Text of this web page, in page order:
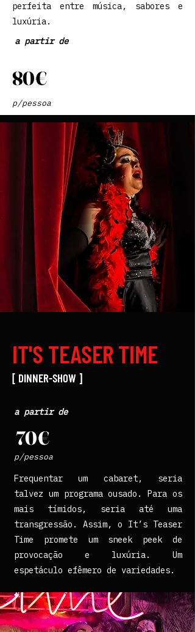
perfeita entre música, sabores e
luxúria.
a partir de
80€
p/pessoa
IT'S TEASER TIME
[ DINNER-SHOW ]
a partir de
70€
p/pessoa
Frequentar um cabaret, seria
talvez um programa ousado. Para os
mais tímidos, seria até uma
transgressão. Assim, o It’s Teaser
Time promete um sneek peek de
provocação e luxúria. Um
espetáculo efêmero de variedades.